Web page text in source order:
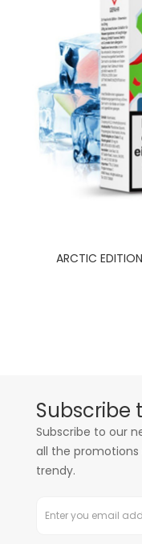
ARCTIC
Subscribe
Subscribe to our
all the promotions
trendy.